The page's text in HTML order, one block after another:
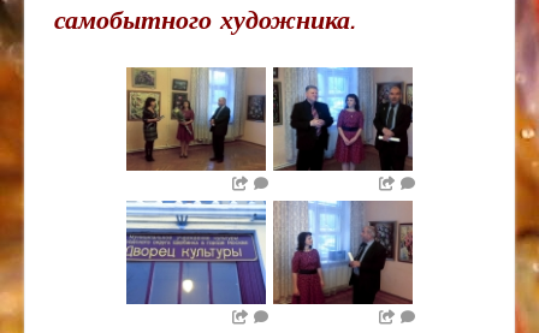
самобытного художника.